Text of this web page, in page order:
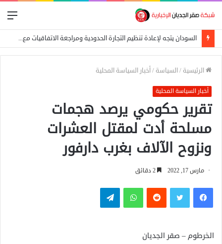
السودان يتجه لإعادة تنظيم التجارة الحدودية ومراجعة الاتفاقيات مع دول الجوار
الرئيسية /السياسة /أخبار السياسة المحلية
أخبار السياسة المحلية
تقرير حكومي يرصد هجمات
مسلحة أدت لمقتل العشرات
ونزوح الآلاف بغرب دارفور
مارس 17, 2022
فيسبوكتويتر واتساب تيلقرام
الخرطوم – صقر الجديان